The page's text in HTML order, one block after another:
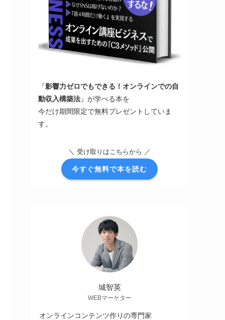
『影響力ゼロでもできる！オンラインでの自
動収入構築法』が学べる本を
今だけ期間限定で無料プレゼントしていま
す。
＼ 受け取りはこちらから ／
今すぐ無料で本を読む
城智英
WEBマーケター
オンラインコンテンツ作りの専門家